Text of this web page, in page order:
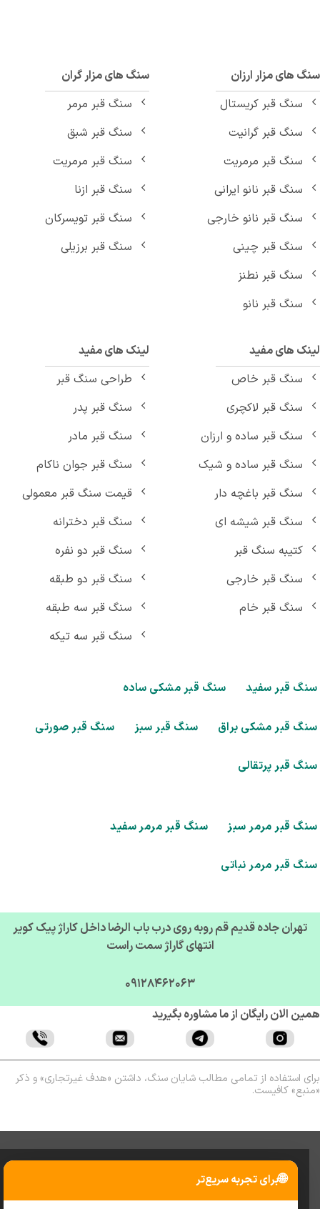
های مزار ارزان
سنگ قبر کریستال
سنگ قبر گرانیت
سنگ قبر مرمریت
سنگ قبر نانو ایرانی
سنگ قبر نانو خارجی
سنگ قبر چینی
سنگ قبر نطنز
سنگ قبر نانو
سنگ های مزار گران
سنگ قبر مرمر
سنگ قبر شبق
سنگ قبر مرمریت
سنگ قبر ازنا
سنگ قبر تویسرکان
سنگ قبر برزیلی
های مفید
سنگ قبر خاص
سنگ قبر لاکچری
سنگ قبر ساده و ارزان
سنگ قبر ساده و شیک
سنگ قبر باغچه دار
سنگ قبر شیشه ای
کتیبه سنگ قبر
سنگ قبر خارجی
سنگ قبر خام
لینک های مفید
طراحی سنگ قبر
سنگ قبر پدر
سنگ قبر مادر
سنگ قبر جوان ناکام
قیمت سنگ قبر معمولی
سنگ قبر دخترانه
سنگ قبر دو نفره
سنگ قبر دو طبقه
سنگ قبر سه طبقه
سنگ قبر سه تیکه
قبر سفید سنگ قبر مشکی ساده
قبر مشکی براق سنگ قبر سبز سنگ قبر صورتی
قبر پرتقالی
قبر مرمر سبز سنگ قبر مرمر سفید
قبر مرمر نباتی
تهران جاده قدیم قم روبه روی درب باب الرضا داخل کاراژ پیک کویر
انتهای گاراژ سمت راست
09128462063
الان رایگان از ما مشاوره بگیرید
استفاده از تمامی مطالب شایان سنگ، داشتن «هدف غیرتجاری» و ذکر
کافیست.
برای تجربه سریع‌تر